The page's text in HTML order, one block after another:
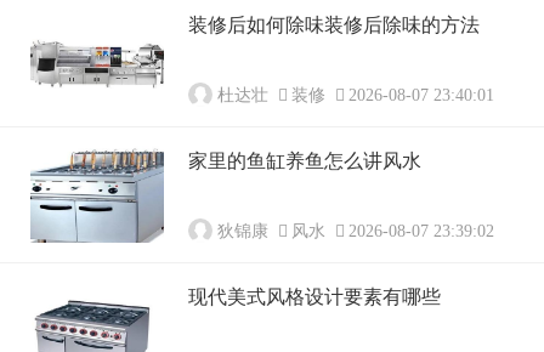
装修后如何除味装修后除味的方法
杜达壮 装修 2026-08-07 23:40:01
家里的鱼缸养鱼怎么讲风水
狄锦康 风水 2026-08-07 23:39:02
现代美式风格设计要素有哪些